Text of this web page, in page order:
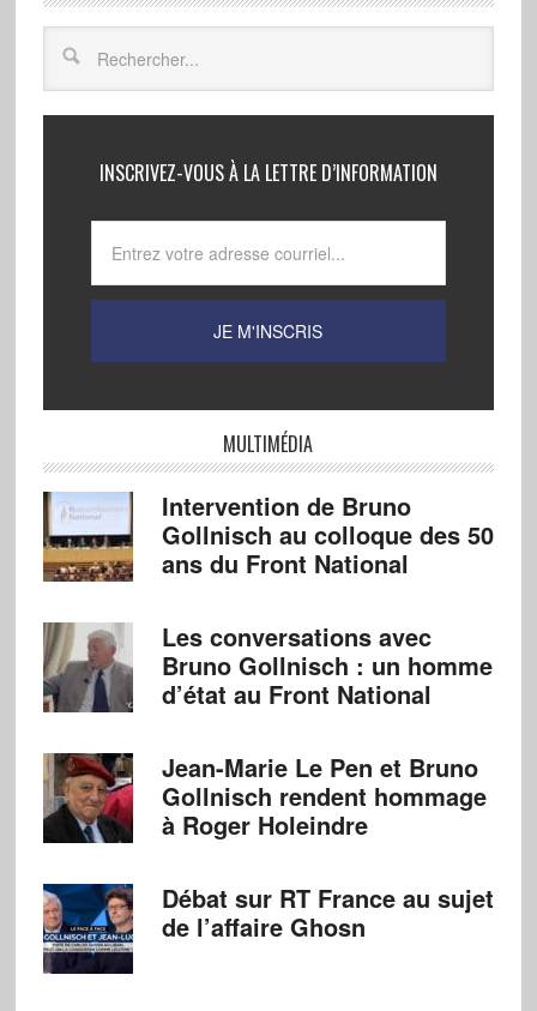
INSCRIVEZ-VOUS À LA LETTRE D’INFORMATION
MULTIMÉDIA
Intervention de Bruno
Gollnisch au colloque des 50
ans du Front National
Les conversations avec
Bruno Gollnisch : un homme
d’état au Front National
Jean-Marie Le Pen et Bruno
Gollnisch rendent hommage
à Roger Holeindre
Débat sur RT France au sujet
de l’affaire Ghosn